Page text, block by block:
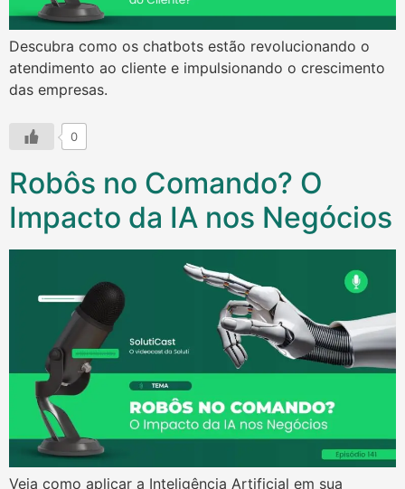
Descubra como os chatbots estão revolucionando o
atendimento ao cliente e impulsionando o crescimento
das empresas.
0
Robôs no Comando? O
Impacto da IA nos Negócios
Veja como aplicar a Inteligência Artificial em sua